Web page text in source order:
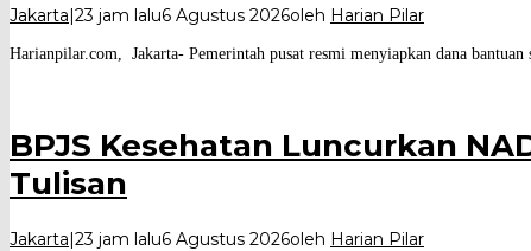
Jakarta|23 jam lalu6 Agustus 2026oleh Harian Pilar
Harianpilar.com, Jakarta- Pemerintah pusat resmi menyiapkan dana
BPJS Kesehatan Luncurkan
Tulisan
Jakarta|23 jam lalu6 Agustus 2026oleh Harian Pilar